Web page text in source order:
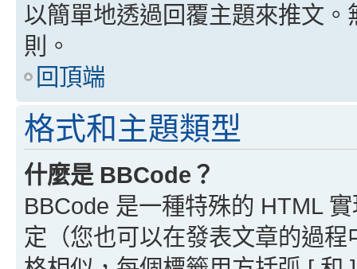
以簡單地透過回覆主題來推文
則。
回頂端
格式和主題類型
什麼是 BBCode？
BBCode 是一種特殊的 HTML
定（您也可以在發表文章的過